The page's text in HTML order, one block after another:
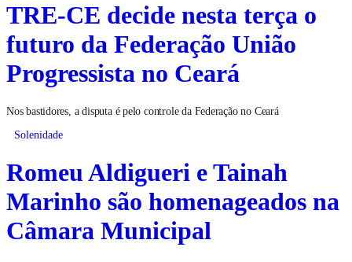
TRE-CE decide nesta terça o
futuro da Federação União
Progressista no Ceará
Nos bastidores, a disputa é pelo controle da Federação no Ceará
Solenidade
Romeu Aldigueri e Tainah
Marinho são homenageados na
Câmara Municipal